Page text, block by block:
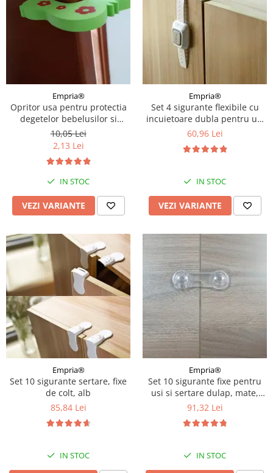
Empria®
Opritor usa pentru protectia
degetelor bebelusilor si
copiilor, previne inchiderea
usilor, Empria, Diverse
modele
10,05 Lei
2,13 Lei
IN STOC
VEZI VARIANTE
Empria®
Set 4 sigurante flexibile cu
incuietoare dubla pentru usi
si sertare, 25 cm, Diverse
60,96 Lei
IN STOC
VEZI VARIANTE
Empria®
Set 10 sigurante sertare, fixe
de colt, alb
85,84 Lei
IN STOC
Empria®
Set 10 sigurante fixe pentru
usi si sertare dulap, mate,
9.7x3.7x2.5 cm
91,32 Lei
IN STOC